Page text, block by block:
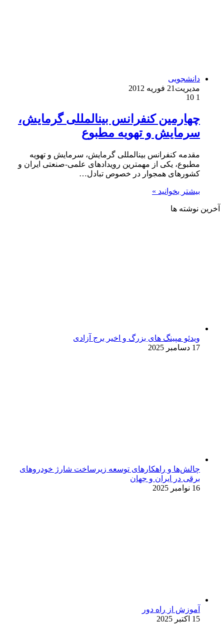
دانشجویی
مدیریت 21 فوریه 2012
1
چهارمین کنفرانس بین­المللی گرمایش،
سرمایش و تهویه مطبوع
مقدمه کنفرانس بین­المللی گرمایش، سرمایش و تهویه
مطبوع، یکی از مهمترین رویدادهای علمی-صنعتی ایران و
کشورهای همجوار در خصوص تبادل…
بیشتر بخوانید »
آخرین نوشته ها
ویدئو مپینگ های بزرگ و اخیر برج آزادی
17 دسامبر 2025
چالش‌ها و راهکارهای توسعه زیرساخت شارژ خودروهای
برقی در ایران و جهان
16 نوامبر 2025
آموزش از راه دور
15 اکتبر 2025